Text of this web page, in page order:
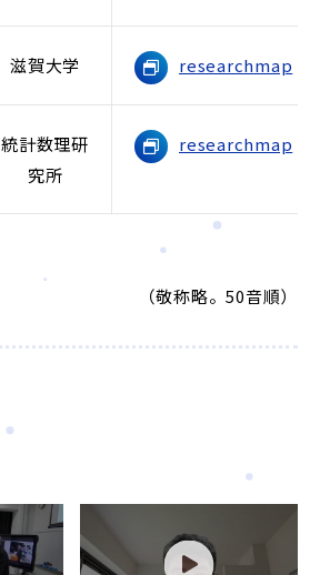
滋賀大学 researchmap
統計数理研
究所
researchmap
（敬称略。50音順）